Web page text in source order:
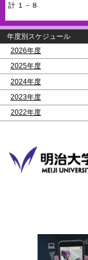
計 １－８
年度別スケジュール
2026年度
2025年度
2024年度
2023年度
2022年度